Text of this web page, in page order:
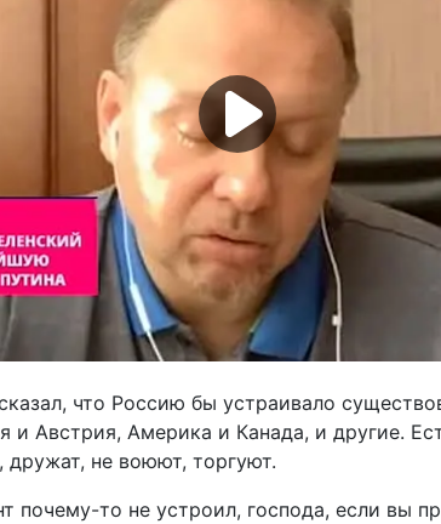
что Россию бы устраивало
и Австрия, Америка и Канада, и другие.
дружат, не воюют, торгуют.
почему-то не устроил, господа, если вы